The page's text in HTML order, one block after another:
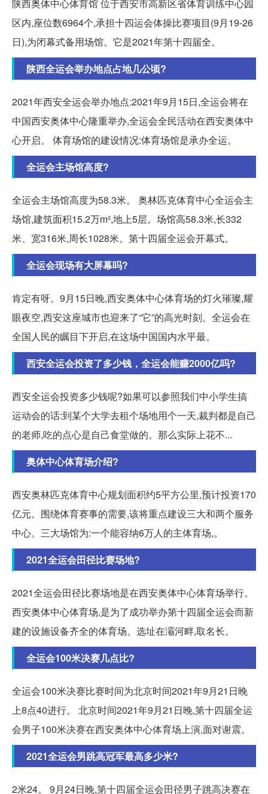
陕西奥体中心体育馆 位于西安市高新区省体育训练中心园
区内,座位数6964个,承担十四运会体操比赛项目(9月19-26
日),为闭幕式备用场馆。它是2021年第十四届全。
陕西全运会举办地点占地几公顷?
2021年西安全运会举办地点:2021年9月15日,全运会将在
中国西安奥体中心隆重举办,全运会全民活动在西安奥体中
心开启。 体育场馆的建设情况:体育场馆是承办全运。
全运会主场馆高度?
全运会主场馆高度为58.3米。 奥林匹克体育中心全运会主
场馆,建筑面积15.2万m²,地上5层。场馆高58.3米,长332
米、宽316米,周长1028米。第十四届全运会开幕式。
全运会现场有大屏幕吗?
肯定有呀。9月15日晚,西安奥体中心体育场的灯火璀璨,耀
眼夜空,西安这座城市也迎来了“它”的高光时刻。全运会在
全国人民的瞩目下开启,在这场中国国内水平最。
西安全运会投资了多少钱，全运会能赚2000亿吗?
西安全运会投资多少钱呢?如果可以参照我们中小学生搞
运动会的话:到某个大学去租个场地用个一天,裁判都是自己
的老师,吃的点心是自己食堂做的。那么实际上花不...
奥体中心体育场介绍?
西安奥林匹克体育中心规划面积约5平方公里,预计投资170
亿元。围绕体育赛事的需要,该将重点建设三大和两个服务
中心。三大场馆为:一个能容纳6万人的主体育场,。
2021全运会田径比赛场地?
2021全运会田径比赛场地是在西安奥体中心体育场举行。
西安奥体中心体育场,是为了成功举办第十四届全运会而新
建的设施设备齐全的体育场。选址在灞河畔,取名长。
全运会100米决赛几点比?
全运会100米决赛比赛时间为北京时间2021年9月21日晚
上8点40进行。 北京时间2021年9月21日晚,第十四届全运
会男子100米决赛在西安奥体中心体育场上演,面对谢震。
2021全运会男跳高冠军最高多少米?
2米24。 9月24日晚,第十四届全运会田径男子跳高决赛在